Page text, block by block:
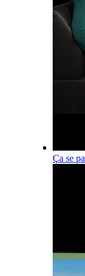
Ça se